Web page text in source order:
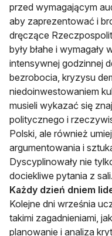
przed wymagającym
aby zaprezentować i
dręczące
były błahe i
intensywnej godzinnej
bezrobocia, kryzysu
niedoinwestowaniem
musieli wykazać się
politycznego i
Polski, ale również
argumentowania i
Dyscyplinowały nie
dociekliwe pytania z sali.
Każdy dzień dniem
Kolejne dni września
takimi zagadnieniami,
planowanie i analiza